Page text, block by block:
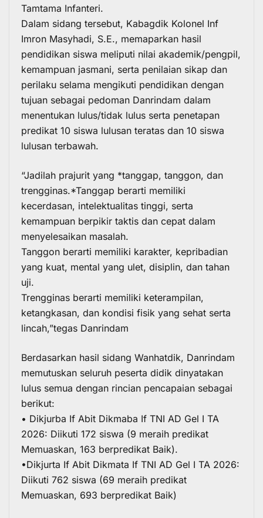
Tamtama Infanteri.
Dalam sidang tersebut, Kabagdik Kolonel Inf
Imron Masyhadi, S.E., memaparkan hasil
pendidikan siswa meliputi nilai akademik/pengpil,
kemampuan jasmani, serta penilaian sikap dan
perilaku selama mengikuti pendidikan dengan
tujuan sebagai pedoman Danrindam dalam
menentukan lulus/tidak lulus serta penetapan
predikat 10 siswa lulusan teratas dan 10 siswa
lulusan terbawah.
“Jadilah prajurit yang *tanggap, tanggon, dan
trengginas.*Tanggap berarti memiliki
kecerdasan, intelektualitas tinggi, serta
kemampuan berpikir taktis dan cepat dalam
menyelesaikan masalah.
Tanggon berarti memiliki karakter, kepribadian
yang kuat, mental yang ulet, disiplin, dan tahan
uji.
Trengginas berarti memiliki keterampilan,
ketangkasan, dan kondisi fisik yang sehat serta
lincah,”tegas Danrindam
Berdasarkan hasil sidang Wanhatdik, Danrindam
memutuskan seluruh peserta didik dinyatakan
lulus semua dengan rincian pencapaian sebagai
berikut:
• Dikjurba If Abit Dikmaba If TNI AD Gel I TA
2026: Diikuti 172 siswa (9 meraih predikat
Memuaskan, 163 berpredikat Baik).
•Dikjurta If Abit Dikmata If TNI AD Gel I TA 2026:
Diikuti 762 siswa (69 meraih predikat
Memuaskan, 693 berpredikat Baik)